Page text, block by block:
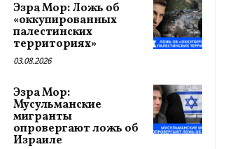
Эзра Мор: Ложь об
«оккупированных
палестинских
территориях»
03.08.2026
Эзра Мор:
Мусульманские
мигранты
опровергают ложь об
Израиле